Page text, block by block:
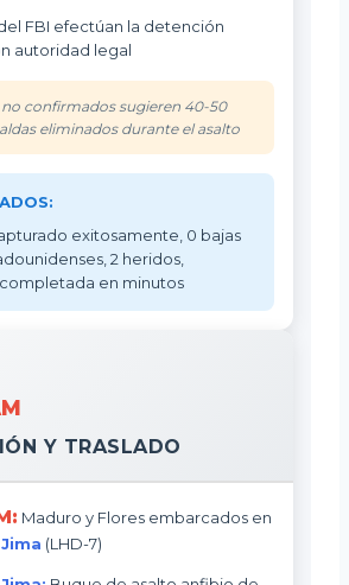
FBI efectúan la detención
autoridad legal
no confirmados sugieren 40-50
eliminados durante el asalto
exitosamente, 0 bajas
2 heridos,
en minutos
Y TRASLADO
Maduro y Flores embarcados en
(LHD-7)